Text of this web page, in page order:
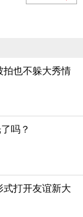
拍也不躲大秀情
吗？
式打开友谊新大